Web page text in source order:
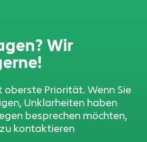
Wir
Priorität. Wenn Sie
Unklarheiten haben
besprechen möchten,
kontaktieren